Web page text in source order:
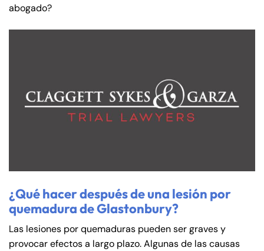
abogado?
¿Qué hacer después de una lesión por
quemadura de Glastonbury?
Las lesiones por quemaduras pueden ser graves y
provocar efectos a largo plazo. Algunas de las causas